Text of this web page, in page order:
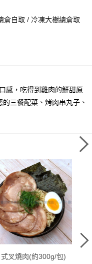
倉自取 / 冷凍大樹總倉取
感，吃得到雞肉的鮮甜原
三餐配菜、烤肉串丸子、
式叉燒肉(約300g/包)